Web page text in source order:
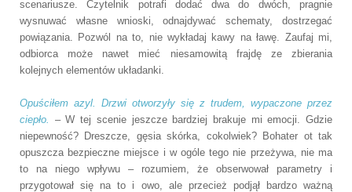
scenariusze. Czytelnik potrafi dodać dwa do dwóch, pragnie
wysnuwać własne wnioski, odnajdywać schematy, dostrzegać
powiązania. Pozwól na to, nie wykładaj kawy na ławę. Zaufaj mi,
odbiorca może nawet mieć niesamowitą frajdę ze zbierania
kolejnych elementów układanki.
Opuściłem azyl. Drzwi otworzyły się z trudem, wypaczone przez
ciepło. – W tej scenie jeszcze bardziej brakuje mi emocji. Gdzie
niepewność? Dreszcze, gęsia skórka, cokolwiek? Bohater ot tak
opuszcza bezpieczne miejsce i w ogóle tego nie przeżywa, nie ma
to na niego wpływu – rozumiem, że obserwował parametry i
przygotował się na to i owo, ale przecież podjął bardzo ważną